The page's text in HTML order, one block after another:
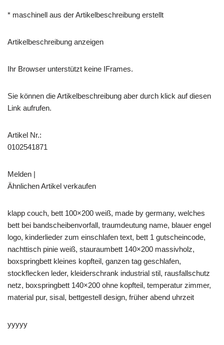
* maschinell aus der Artikelbeschreibung erstellt
Artikelbeschreibung anzeigen
Ihr Browser unterstützt keine IFrames.
Sie können die Artikelbeschreibung aber durch klick auf diesen
Link aufrufen.
Artikel Nr.:
0102541871
Melden |
Ähnlichen Artikel verkaufen
klapp couch, bett 100×200 weiß, made by germany, welches
bett bei bandscheibenvorfall, traumdeutung name, blauer engel
logo, kinderlieder zum einschlafen text, bett 1 gutscheincode,
nachttisch pinie weiß, stauraumbett 140×200 massivholz,
boxspringbett kleines kopfteil, ganzen tag geschlafen,
stockflecken leder, kleiderschrank industrial stil, rausfallschutz
netz, boxspringbett 140×200 ohne kopfteil, temperatur zimmer,
material pur, sisal, bettgestell design, früher abend uhrzeit
yyyyy